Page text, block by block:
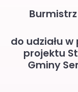
do udziału
projektu
Gminy